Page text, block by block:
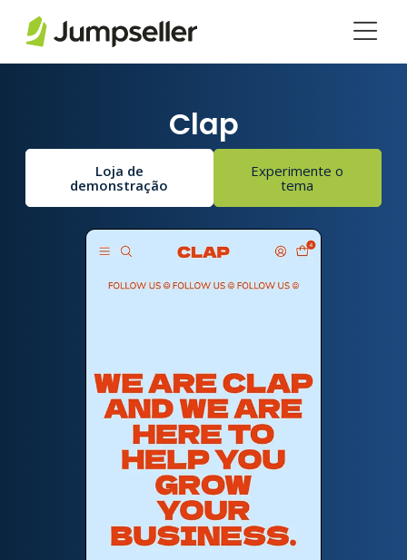
Clap
Loja de
demonstração
Experimente o
tema